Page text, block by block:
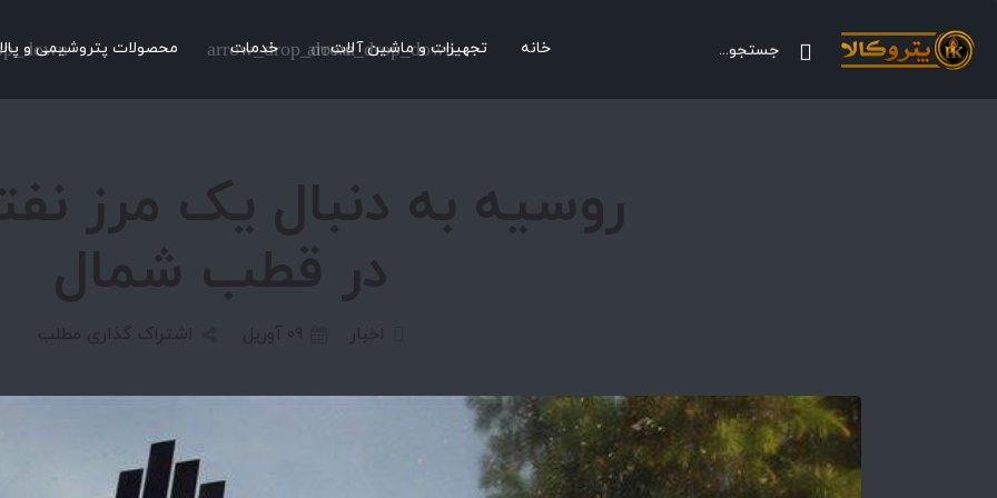
خانه تجهیزات و ماشین آلات
arrow_drop_down خدمات
arrow_drop_down محصولات پتروشیمی و
روسیه به دنبال یک مرز
در قطب شمال
اخبار آوریل 09 اشتراک گذاری مطلب